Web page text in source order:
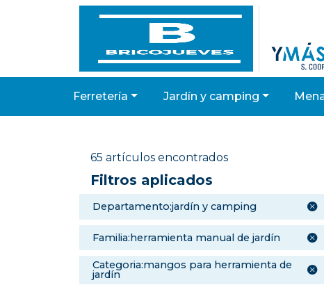
ferretería jardín y camping
65 artículos encontrados
Filtros aplicados
departamento:jardín y camping
familia:herramienta manual de jardín
categoria:mangos para herramienta de
jardín